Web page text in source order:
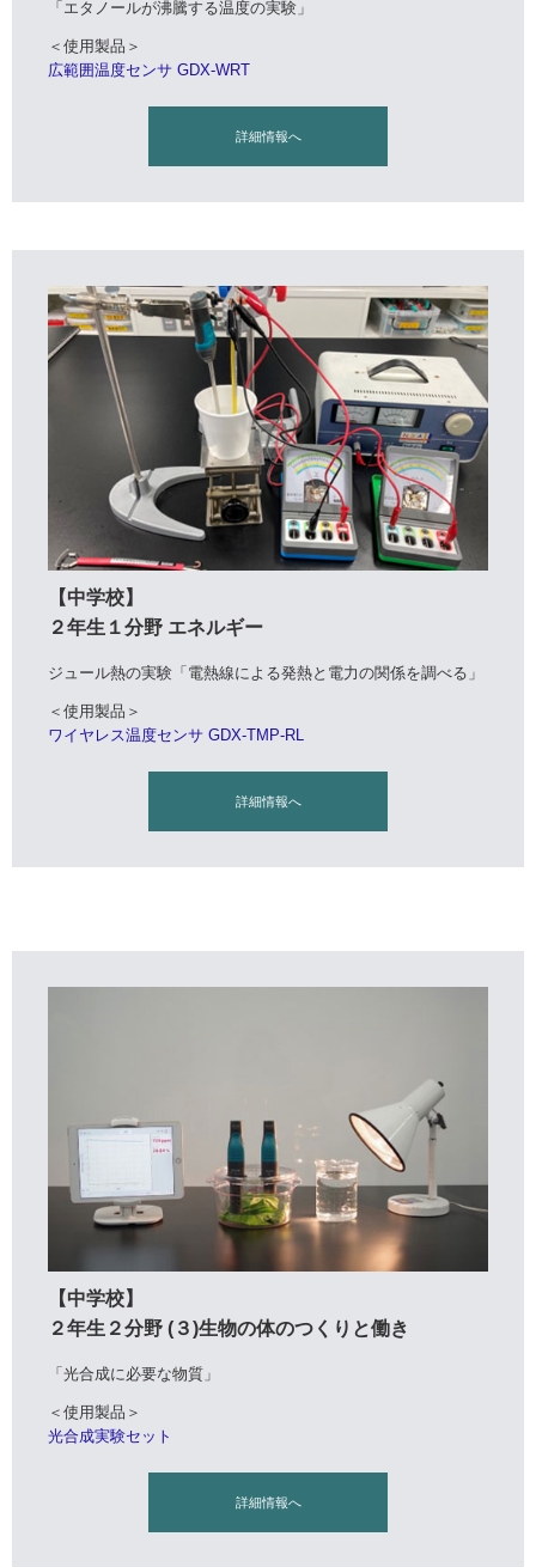
「エタノールが沸騰する温度の実験」
＜使用製品＞
広範囲温度センサ GDX-WRT
詳細情報へ
【中学校】
２年生１分野 エネルギー
ジュール熱の実験「電熱線による発熱と電力の関係を調べる」
＜使用製品＞
ワイヤレス温度センサ GDX-TMP-RL
詳細情報へ
【中学校】
２年生２分野 (３)生物の体のつくりと働き
「光合成に必要な物質」
＜使用製品＞
光合成実験セット
詳細情報へ